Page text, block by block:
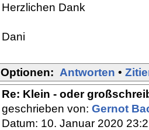
Herzlichen Dank
Dani
Optionen: Antworten •
Re: Klein - oder
geschrieben von: Gernot
Datum: 10. Januar 2020